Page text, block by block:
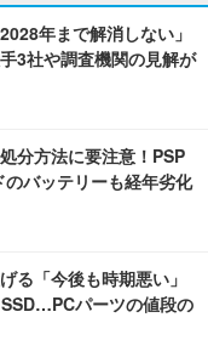
年まで解消しない」
3社や調査機関の見解が
分方法に要注意！PSP
バッテリーも経年劣化
る「今後も時期悪い」
パーツの値段の